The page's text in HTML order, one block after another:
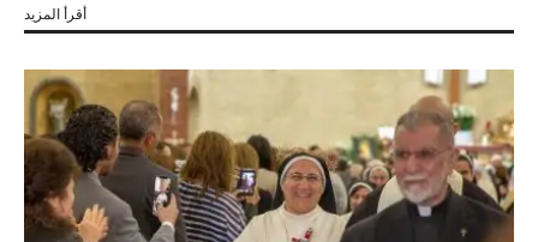
أقرأ المزيد